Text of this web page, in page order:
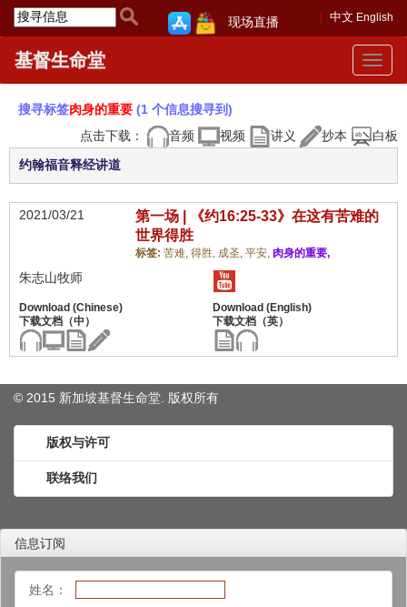
中文 English
现场直播
Toggle
基督生命堂
搜寻标签肉身的重要 (1 个信息搜寻到)
点击下载：
音频 视频 讲义 抄本 白板
约翰福音释经讲道
2021/03/21
第一场 | 《约16:25-33》在这有苦难的
世界得胜
标签: 苦难, 得胜, 成圣, 平安, 肉身的重要,
朱志山牧师
© 2015 新加坡基督生命堂. 版权所有
版权与许可
联络我们
信息订阅
姓名：